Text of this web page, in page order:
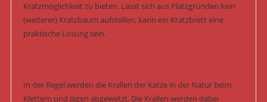
Kratzmöglichkeit zu bieten. Lässt sich aus Platzgründen kein
(weiterer) Kratzbaum aufstellen, kann ein Kratzbrett eine
praktische Lösung sein.
In der Regel werden die Krallen der Katze in der Natur beim
Klettern und Jagen abgewetzt. Die Krallen werden dabei